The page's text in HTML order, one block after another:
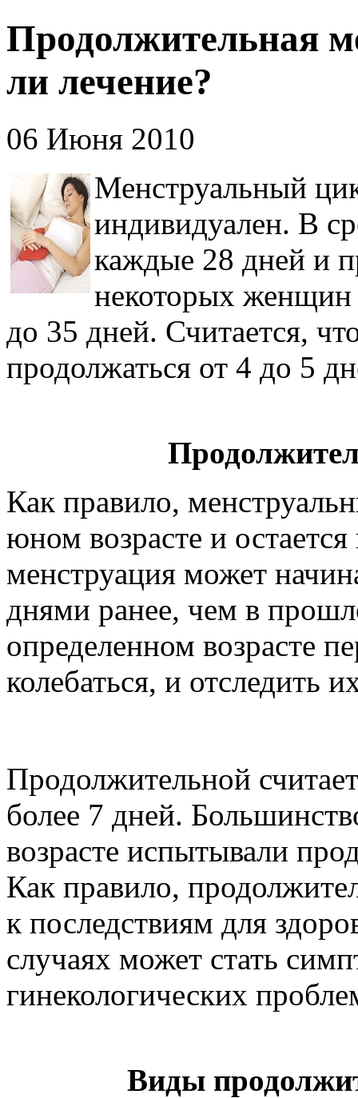
Продолжительная
ли лечение?
06 Июня 2010
Менструальный
индивидуален. В
каждые 28 дней и
некоторых женщин
до 35 дней. Считается,
продолжаться от 4 до 5
Как правило,
юном возрасте и
менструация может
днями ранее, чем в
определенном возрасте
колебаться, и отследить
Продолжительной
более 7 дней.
возрасте испытывали
Как правило,
к последствиям для
случаях может стать
гинекологических
Виды